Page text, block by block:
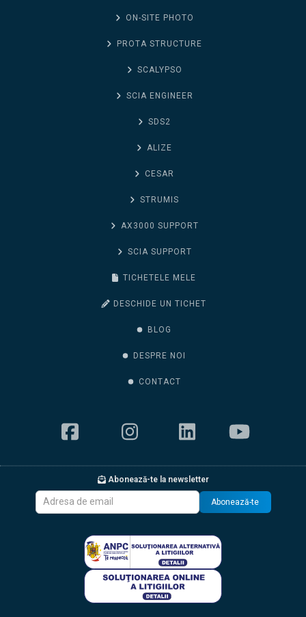
ON-SITE PHOTO
PROTA STRUCTURE
SCALYPSO
SCIA ENGINEER
SDS2
ALIZE
CESAR
STRUMIS
AX3000 SUPPORT
SCIA SUPPORT
TICHETELE MELE
DESCHIDE UN TICHET
BLOG
DESPRE NOI
CONTACT
Abonează-te la newsletter
Abonează-te